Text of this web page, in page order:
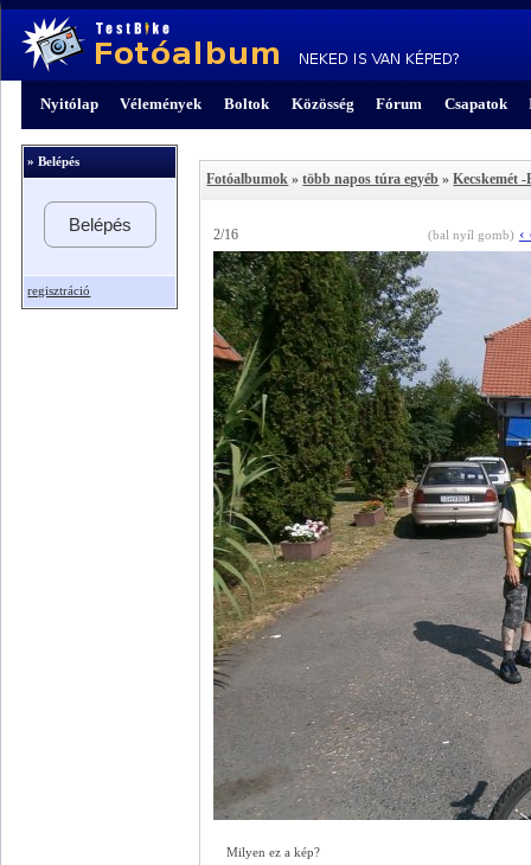
Nyitólap Vélemények Boltok Közösség Fórum Csapatok
» Belépés
Belépés
regisztráció
Fotóalbumok »több napos túra egyéb »Kecskemét
2/16 (bal nyíl gomb) ‹
Milyen ez a kép?